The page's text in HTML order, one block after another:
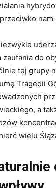
nam
do
tej grupy
Tragedii
a
wielu